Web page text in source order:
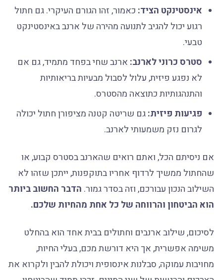
אינסטינקט הציד:כאמור, זהו הגורם העיקרי. גם חתול
רגוע יכול להגיב לתנועה מהירה של ארנב באינסטינקט
טבעי.
סטרס כרוני לארנב:ארנב שחי בפחד מתמיד, גם אם
לא נפגע פיזית, עלול לסבול מבעיות בריאותיות
והתנהגותיות כתוצאה מהסטרס.
פגיעות פיזית:גם שריטה קטנה מציפורן חתול יכולה
לגרום נזק משמעותי לארנב.
אם ניסיתם הכל, ואתם רואים שהארנב בסטרס קבוע, או
שהחתול ממשיך לרדוף אחריו בתוקפנות, ייתכן שזהו לא
השילוב הנכון עבורכם, וזה בסדר גמור.הדבר החשוב ביותר
הוא הביטחון והרווחה של כל אחת מהחיות שלכם.
לסיכום, שילוב ארנבים וחתולים בבית אחד הוא בהחלט
משימה אפשרית, אך היא דורשת מכם, בעלי החיות,
מחויבות עמוקה, סבלנות אינסופית ויכולת להבין ולקרוא את